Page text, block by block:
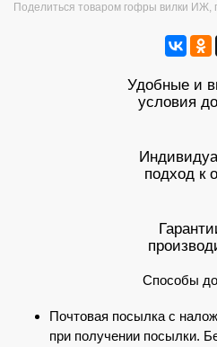
Поделиться товаром гофры вилки ИЖ,
Удобные и
условия
подход к
Способы
Почтовая посылка с
при получении посылки.